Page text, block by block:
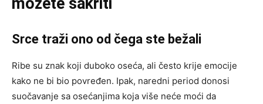
Srce traži ono od čega ste bežali
Ribe su znak koji duboko oseća, ali često krije emocije
kako ne bi bio povređen. Ipak, naredni period donosi
suočavanje sa osećanjima koja više neće moći da